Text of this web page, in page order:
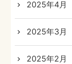
2025年4月
2025年3月
2025年2月